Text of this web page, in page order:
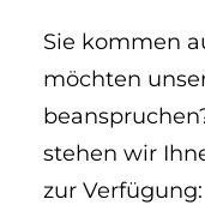
Sie kommen
möchten
stehen wir
zur Verfügung: